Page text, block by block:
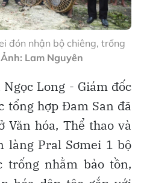
đón nhận bộ chiêng, trống
Ảnh: Lam Nguyên
Long - Giám đốc
tổng hợp Đam San đã
Văn hóa, Thể thao và
làng Pral Sơmei 1 bộ
trống nhằm bảo tồn,